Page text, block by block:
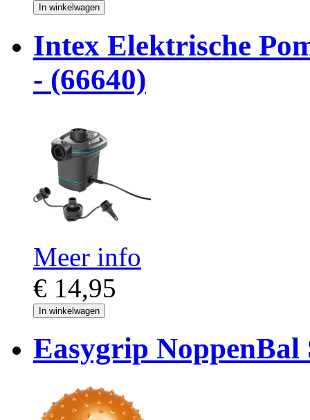
In winkelwagen
Intex Elektrische
- (66640)
Meer info
€ 14,95
In winkelwagen
Easygrip